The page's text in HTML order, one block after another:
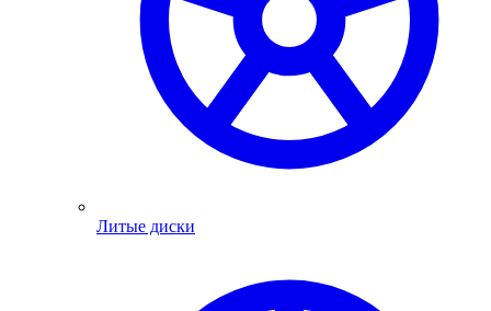
Литые диски